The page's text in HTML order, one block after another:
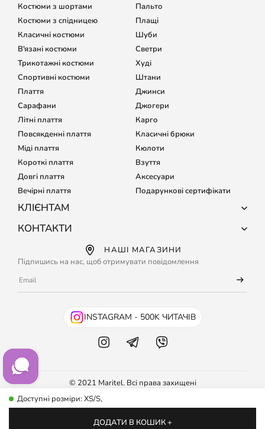
Доступні розміри: XS/S,
ДОДАТИ В КОШИК +
КЛІЄНТАМ
Про компанію
Обмін і повернення
Часті питання
Умови використання сайту
Бонусна програма
Костюми з шортами
Костюми з спідницею
Класичні костюми
В'язані костюми
Трикотажні костюми
Спортивні костюми
Плаття
Сарафани
Літні плаття
Повсякденні плаття
Міді плаття
Короткі плаття
Довгі плаття
Вечірні плаття
Пальто
Плащі
Шуби
Светри
Худі
Штани
Джинси
Джогери
Карго
Класичні брюки
Кюлоти
Взуття
Аксесуари
Подарункові сертифікати
КОНТАКТИ
+38 (067) 127-68-15
+38 (067) 133-64-80
Кожного дня з 9:00 до 21:00
info@maritel.com.ua
НАШІ МАГАЗИНИ
INSTAGRAM - 500K ЧИТАЧІВ
Підпишись на нас, щоб отримувати повідомлення
© 2021 Maritel. Всі права захищені